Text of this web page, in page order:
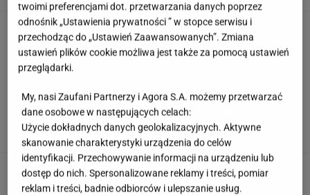
Quiz. Te aktorki znane są na całym świecie.
Kojarzysz ich nazwiska?
To nie droga na skróty. Matka pokazuje, jak
naprawdę wygląda edukacja domowa
MATERIAŁ PROMOCYJNY
Partnerka Litewki po jego
śmierci: Niektórzy zlecieli się jak sępy
twoimi preferencjami dot. przetwarzania danych poprzez
odnośnik „Ustawienia prywatności ” w stopce serwisu i
przechodząc do „Ustawień Zaawansowanych”. Zmiana
ustawień plików cookie możliwa jest także za pomocą ustawień
przeglądarki.
My, nasi Zaufani Partnerzy i Agora S.A. możemy przetwarzać
dane osobowe w następujących celach:
Użycie dokładnych danych geolokalizacyjnych. Aktywne
skanowanie charakterystyki urządzenia do celów
identyfikacji. Przechowywanie informacji na urządzeniu lub
dostęp do nich. Spersonalizowane reklamy i treści, pomiar
reklam i treści, badnie odbiorców i ulepszanie usług.